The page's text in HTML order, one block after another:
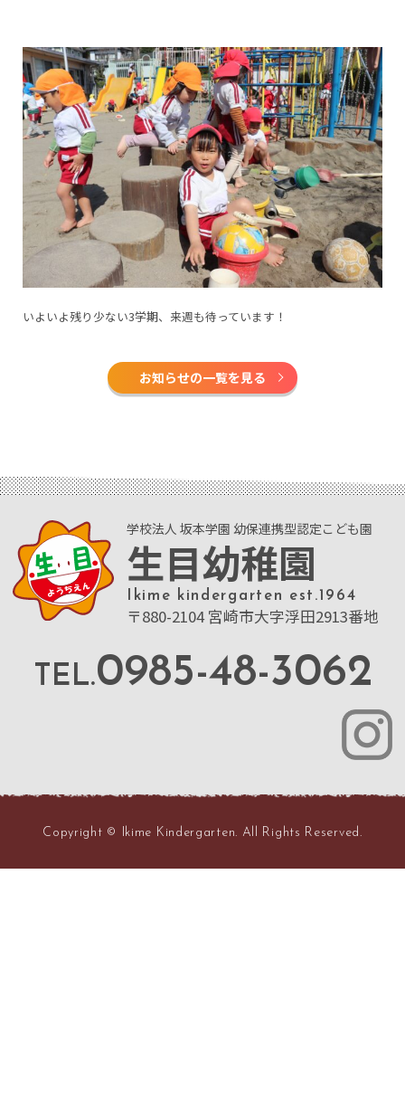
いよいよ残り少ない3学期、来週も待っています！
お知らせの一覧を見る
学校法人 坂本学園 幼保連携型認定こども園
生目幼稚園
Ikime kindergarten est.1964
〒880-2104 宮崎市大字浮田2913番地
TEL.0985-48-3062
Copyright © Ikime Kindergarten. All Rights Reserved.